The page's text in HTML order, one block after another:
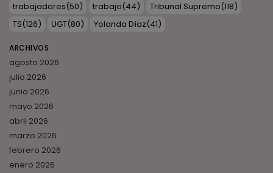
trabajadores(50) trabajo(44) Tribunal Supremo(118)
TS(126) UGT(80) Yolanda Díaz(41)
ARCHIVOS
agosto 2026
julio 2026
junio 2026
mayo 2026
abril 2026
marzo 2026
febrero 2026
enero 2026